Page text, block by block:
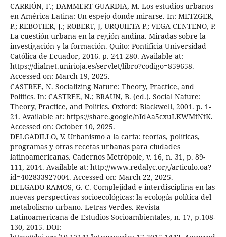
CARRIÓN, F.; DAMMERT GUARDIA, M. Los estudios urbanos
en América Latina: Un espejo donde mirarse. In: METZGER,
P.; REBOTIER, J.; ROBERT, J, URQUIETA P.; VEGA CENTENO, P.
La cuestión urbana en la región andina. Miradas sobre la
investigación y la formación. Quito: Pontificia Universidad
Católica de Ecuador, 2016. p. 241-280. Available at:
https://dialnet.unirioja.es/servlet/libro?codigo=859658.
Accessed on: March 19, 2025.
CASTREE, N. Socializing Nature: Theory, Practice, and
Politics. In: CASTREE, N.; BRAUN, B. (ed.). Social Nature:
Theory, Practice, and Politics. Oxford: Blackwell, 2001. p. 1-
21. Available at: https://share.google/nIdAa5cxuLKWMtNtK.
Accessed on: October 10, 2025.
DELGADILLO, V. Urbanismo a la carta: teorías, políticas,
programas y otras recetas urbanas para ciudades
latinoamericanas. Cadernos Metrópole, v. 16, n. 31, p. 89-
111, 2014. Available at: http://www.redalyc.org/articulo.oa?
id=402833927004. Accessed on: March 22, 2025.
DELGADO RAMOS, G. C. Complejidad e interdisciplina en las
nuevas perspectivas socioecológicas: la ecología política del
metabolismo urbano. Letras Verdes. Revista
Latinoamericana de Estudios Socioambientales, n. 17, p.108-
130, 2015. DOI: